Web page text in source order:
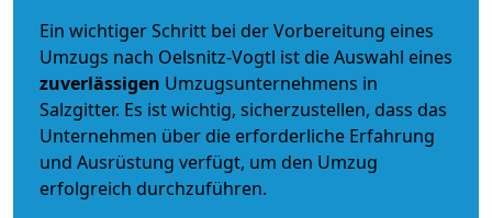
Ein wichtiger Schritt bei der Vorbereitung eines
Umzugs nach Oelsnitz-Vogtl ist die Auswahl eines
zuverlässigen Umzugsunternehmens in
Salzgitter. Es ist wichtig, sicherzustellen, dass das
Unternehmen über die erforderliche Erfahrung
und Ausrüstung verfügt, um den Umzug
erfolgreich durchzuführen.